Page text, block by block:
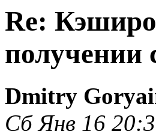
Re:
получении
Dmitry
Сб Янв 16